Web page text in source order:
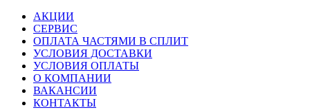
АКЦИИ
СЕРВИС
ОПЛАТА ЧАСТЯМИ В СПЛИТ
УСЛОВИЯ ДОСТАВКИ
УСЛОВИЯ ОПЛАТЫ
О КОМПАНИИ
ВАКАНСИИ
КОНТАКТЫ